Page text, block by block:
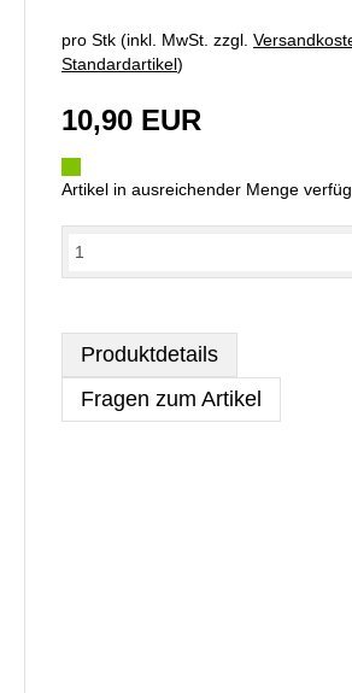
pro Stk (inkl. MwSt. zzgl.
Standardartikel)
10,90 EUR
Artikel in ausreichender Menge
Produktdetails
Fragen zum Artikel